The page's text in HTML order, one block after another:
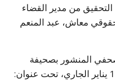
التحقيق من مدير القضاء
معاش، عبد المنعم
المنشور بصحيفة
(أصداء سودانية) الأربعاء 14 يناير الجاري، تحت عنوان: